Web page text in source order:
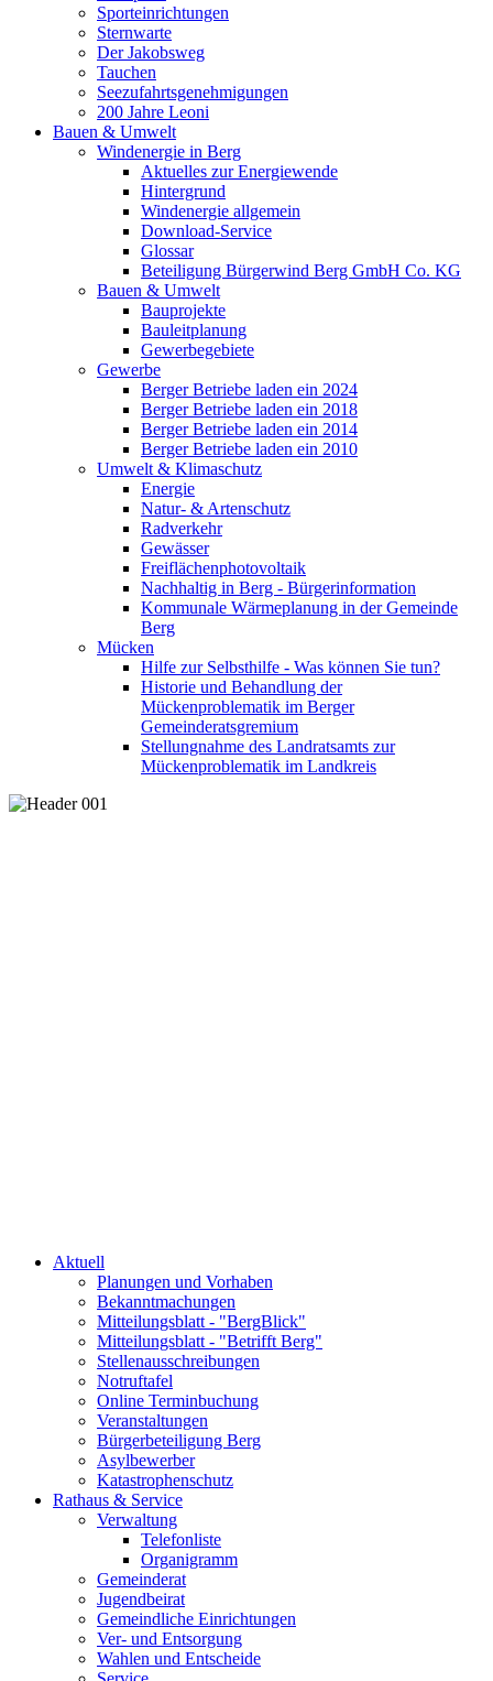
Sporteinrichtungen
Sternwarte
Der Jakobsweg
Tauchen
Seezufahrtsgenehmigungen
200 Jahre Leoni
Bauen & Umwelt
Windenergie in Berg
Aktuelles zur Energiewende
Hintergrund
Windenergie allgemein
Download-Service
Glossar
Beteiligung Bürgerwind Berg GmbH Co. KG
Bauen & Umwelt
Bauprojekte
Bauleitplanung
Gewerbegebiete
Gewerbe
Berger Betriebe laden ein 2024
Berger Betriebe laden ein 2018
Berger Betriebe laden ein 2014
Berger Betriebe laden ein 2010
Umwelt & Klimaschutz
Energie
Natur- & Artenschutz
Radverkehr
Gewässer
Freiflächenphotovoltaik
Nachhaltig in Berg - Bürgerinformation
Kommunale Wärmeplanung in der Gemeinde
Berg
Mücken
Hilfe zur Selbsthilfe - Was können Sie tun?
Historie und Behandlung der
Mückenproblematik im Berger
Gemeinderatsgremium
Stellungnahme des Landratsamts zur
Mückenproblematik im Landkreis
Aktuell
Planungen und Vorhaben
Bekanntmachungen
Mitteilungsblatt - "BergBlick"
Mitteilungsblatt - "Betrifft Berg"
Stellenausschreibungen
Notruftafel
Online Terminbuchung
Veranstaltungen
Bürgerbeteiligung Berg
Asylbewerber
Katastrophenschutz
Rathaus & Service
Verwaltung
Telefonliste
Organigramm
Gemeinderat
Jugendbeirat
Gemeindliche Einrichtungen
Ver- und Entsorgung
Wahlen und Entscheide